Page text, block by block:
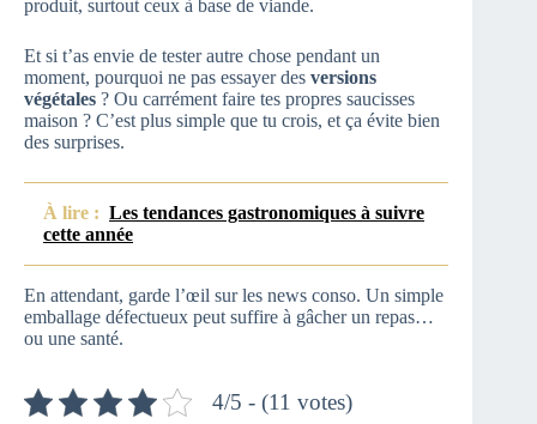
produit, surtout ceux à base de viande.
Et si t’as envie de tester autre chose pendant un
moment, pourquoi ne pas essayer des versions
végétales ? Ou carrément faire tes propres saucisses
maison ? C’est plus simple que tu crois, et ça évite bien
des surprises.
À lire : Les tendances gastronomiques à suivre
cette année
En attendant, garde l’œil sur les news conso. Un simple
emballage défectueux peut suffire à gâcher un repas…
ou une santé.
4/5 - (11 votes)